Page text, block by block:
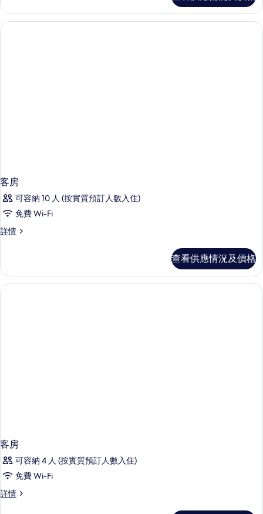
詳
情
客房
可容納 10 人 (按實質預訂人數入住)
免費 Wi-Fi
詳情
客
查看供應情況及價格
客房
可容納 4 人 (按實質預訂人數入住)
免費 Wi-Fi
詳情
客